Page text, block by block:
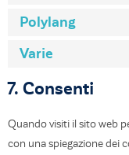
Polylang
Varie
7. Consenti
Quando visiti il sito web
con una spiegazione dei